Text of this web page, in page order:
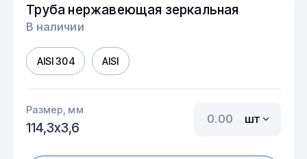
Труба нержавеющая зеркальная
В наличии
AISI 304 AISI
Размер, мм
114,3х3,6
шт